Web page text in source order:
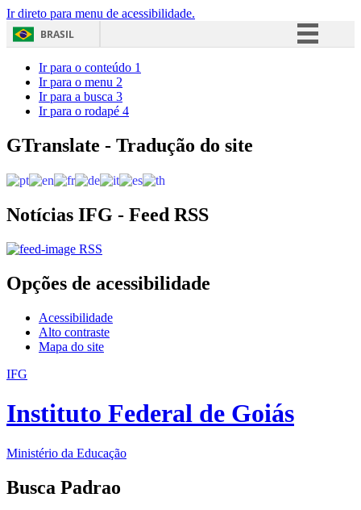
Ir direto para menu de acessibilidade.
BRASIL
Acesso à informação
Ir para o conteúdo 1
Ir para o menu 2
Ir para a busca 3
Ir para o rodapé 4
GTranslate - Tradução do site
Notícias IFG - Feed RSS
RSS
Opções de acessibilidade
Acessibilidade
Alto contraste
Mapa do site
IFG
Instituto Federal de Goiás
Ministério da Educação
Busca Padrao